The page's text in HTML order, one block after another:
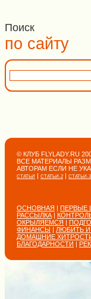
Поиск
по сайту
© КЛУБ FLYLADY.RU
ВСЕ МАТЕРИАЛЫ
АВТОРАМ ЕСЛИ НЕ
СТАТЬИ | СТАТЬИ-2 | СТАТЬИ-3
ОСНОВНАЯ | ПЕРВЫЕ
РАССЫЛКА |
ОКРЫЛЯЕМСЯ |
ФИНАНСЫ | ЛЮБИТЬ И
ДОМАШНИЕ
БЛАГОДАРНОСТИ |